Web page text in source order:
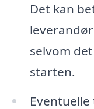
Det kan
selvom
starten.